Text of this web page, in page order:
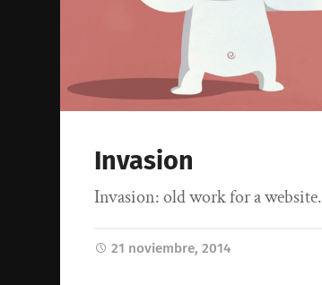
Invasion
Invasion: old work for a website.
21 noviembre, 2014